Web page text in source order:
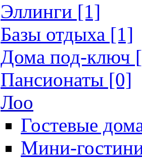
Эллинги [1]
Базы отдыха [1]
Дома под-ключ
Пансионаты [0]
Лоо
Гостевые
Мини-